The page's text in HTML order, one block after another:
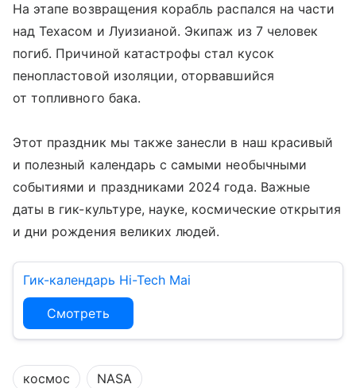
На этапе возвращения корабль распался на части
над Техасом и Луизианой. Экипаж из 7 человек
погиб. Причиной катастрофы стал кусок
пенопластовой изоляции, оторвавшийся
от топливного бака.
Этот праздник мы также занесли в наш красивый
и полезный календарь с самыми необычными
событиями и праздниками 2024 года. Важные
даты в гик-культуре, науке, космические открытия
и дни рождения великих людей.
Гик-календарь Hi-Tech Mai
Смотреть
космос NASA